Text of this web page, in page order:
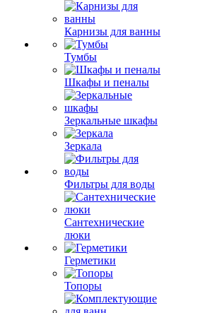
Карнизы для ванны
Тумбы
Шкафы и пеналы
Зеркальные шкафы
Зеркала
Фильтры для воды
Сантехнические
люки
Герметики
Топоры